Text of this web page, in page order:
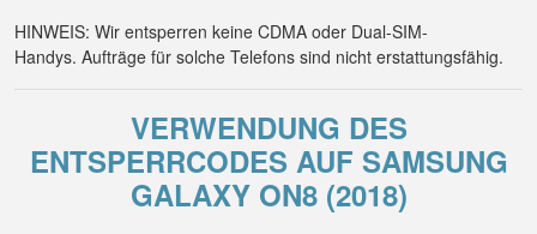
HINWEIS: Wir entsperren keine CDMA oder Dual-SIM-
Handys. Aufträge für solche Telefons sind nicht erstattungsfähig.
VERWENDUNG DES
ENTSPERRCODES AUF SAMSUNG
GALAXY ON8 (2018)